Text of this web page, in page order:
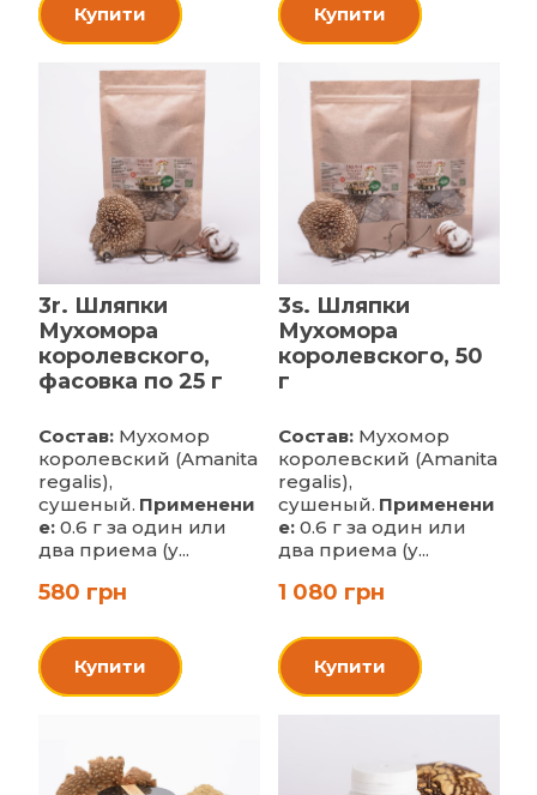
Купити Купити
3r. Шляпки
Мухомора
королевского,
фасовка по 25 г
Состав:Мухомор
королевский (Amanita
regalis),
сушеный. Применени
е:0.6 г за один или
два приема (у...
580 грн
Купити
3s. Шляпки
Мухомора
королевского, 50
г
Состав:Мухомор
королевский (Amanita
regalis),
сушеный. Применени
е:0.6 г за один или
два приема (у...
1 080 грн
Купити